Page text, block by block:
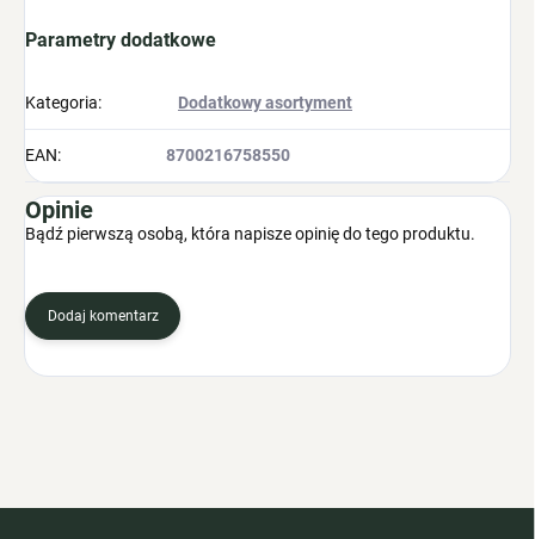
Parametry dodatkowe
Kategoria: Dodatkowy asortyment
EAN: 8700216758550
Opinie
Bądź pierwszą osobą, która napisze opinię do tego produktu.
Dodaj komentarz